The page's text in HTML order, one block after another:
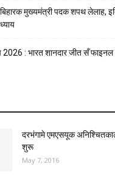
बिहारक मुख्यमंत्री पदक शपथ लेलाह,
2026 : भारत शानदार जीत सँ
दरभंगामे एमएसयूक
शुरू
May 7, 2016